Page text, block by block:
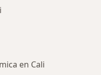
en Cali